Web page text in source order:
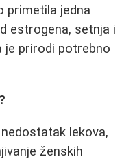
primetila jedna
estrogena, setnja i
je prirodi potrebno
lekova,
ženskih